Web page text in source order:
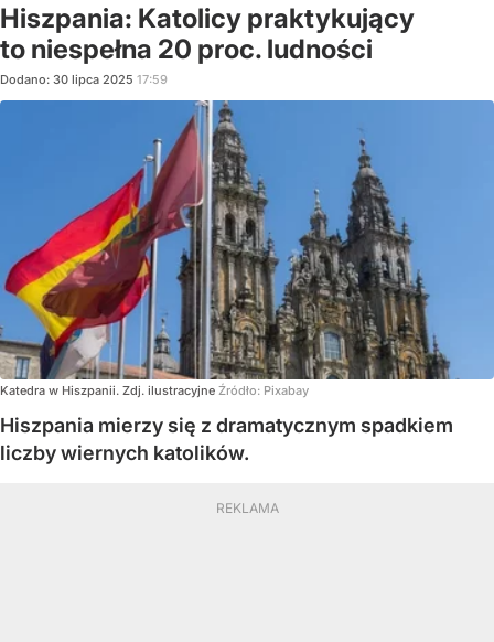
Hiszpania: Katolicy praktykujący
to niespełna 20 proc. ludności
Dodano: 30 lipca 2025 17:59
Katedra w Hiszpanii. Zdj. ilustracyjne Źródło: Pixabay
Hiszpania mierzy się z dramatycznym spadkiem
liczby wiernych katolików.